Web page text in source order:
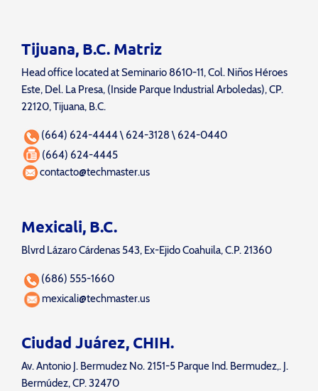
Tijuana, B.C. Matriz
Head office located at Seminario 8610-11, Col. Niños Héroes
Este, Del. La Presa, (Inside Parque Industrial Arboledas), CP.
22120, Tijuana, B.C.
(664) 624-4444 \ 624-3128 \ 624-0440
(664) 624-4445
contacto@techmaster.us
Mexicali, B.C.
Blvrd Lázaro Cárdenas 543, Ex-Ejido Coahuila, C.P. 21360
(686) 555-1660
mexicali@techmaster.us
Ciudad Juárez, CHIH.
Av. Antonio J. Bermudez No. 2151-5 Parque Ind. Bermudez,. J.
Bermúdez, CP. 32470